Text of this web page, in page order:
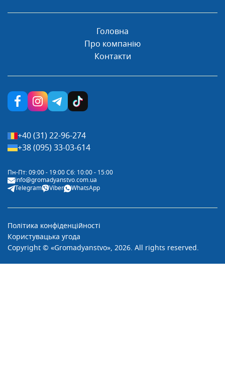
Політика конфіденційності
Користувацька угода
Copyright © «Gromadyanstvo», 2026. All rights reserved.
Головна
Про компанію
Контакти
+40 (31) 22-96-274
+38 (095) 33-03-614
Пн-Пт: 09:00 - 19:00 Сб: 10:00 - 15:00
info@gromadyanstvo.com.ua
Telegram
Viber WhatsApp